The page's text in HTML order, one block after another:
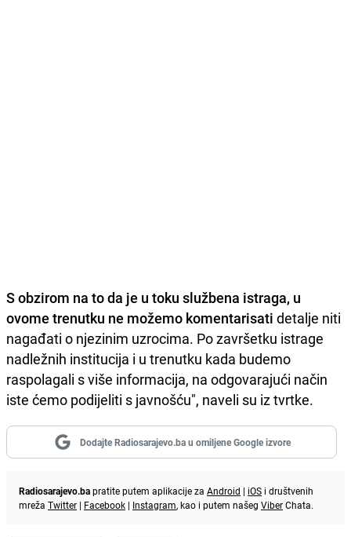
S obzirom na to da je u toku službena istraga, u
ovome trenutku ne možemo komentarisati detalje niti
nagađati o njezinim uzrocima. Po završetku istrage
nadležnih institucija i u trenutku kada budemo
raspolagali s više informacija, na odgovarajući način
iste ćemo podijeliti s javnošću", naveli su iz tvrtke.
Dodajte Radiosarajevo.ba u omiljene Google izvore
Radiosarajevo.bapratite putem aplikacije za Android | iOS i društvenih
mreža Twitter | Facebook | Instagram, kao i putem našeg ViberChata.